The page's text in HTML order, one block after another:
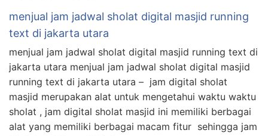
menjual jam jadwal sholat digital masjid running
text di jakarta utara
menjual jam jadwal sholat digital masjid running text di
jakarta utara menjual jam jadwal sholat digital masjid
running text di jakarta utara – jam digital sholat
masjid merupakan alat untuk mengetahui waktu waktu
sholat , jam digital sholat masjid ini memiliki berbagai
alat yang memiliki berbagai macam fitur sehingga jam